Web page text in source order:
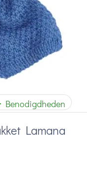
Benodigdheden
Lamana